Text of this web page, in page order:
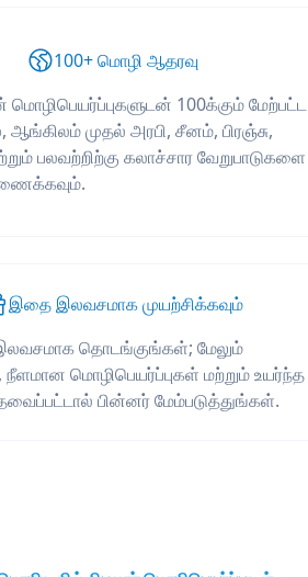
100+ மொழி ஆதரவு
100க்கும் மேற்பட்ட
முதல் அரபி, சீனம், பிரஞ்சு,
பலவற்றிற்கு கலாச்சார வேறுபாடுகளை
இதை இலவசமாக முயற்சிக்கவும்
தொடங்குங்கள்; மேலும்
நீளமான மொழிபெயர்ப்புகள் மற்றும் உயர்ந்த
பின்னர் மேம்படுத்துங்கள்.